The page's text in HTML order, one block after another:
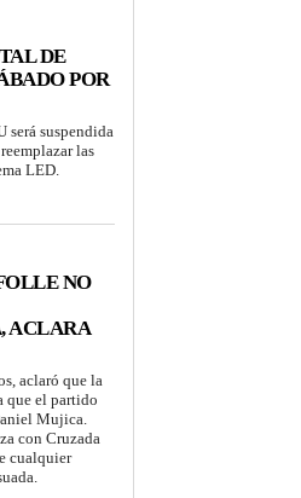
DE
POR
suspendida
las
LED.
NO
ACLARA
aclaró que la
que el partido
Mujica.
con Cruzada
cualquier